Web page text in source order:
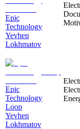
Epic
Technology
Yevhen
Lokhmatov
Epic
Technology
Loop
Yevhen
Lokhmatov